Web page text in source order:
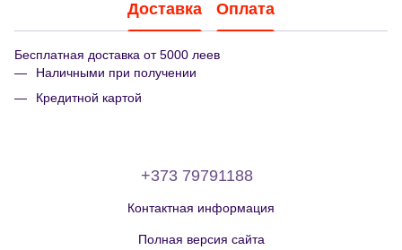
Доставка Оплата
Бесплатная доставка от 5000 леев
Наличными при получении
Кредитной картой
+373 79791188
Контактная информация
Полная версия сайта